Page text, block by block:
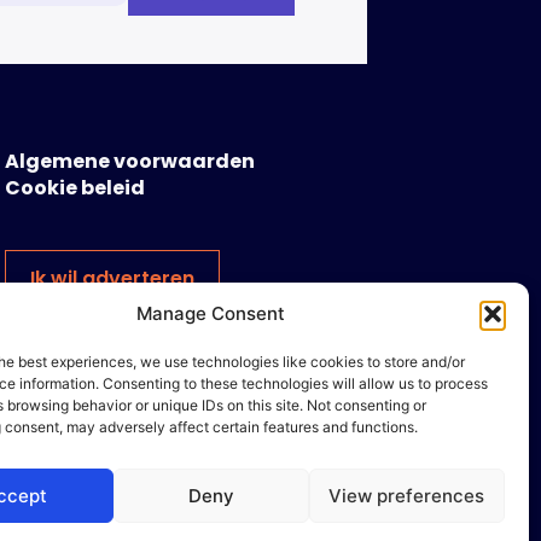
Manage Consent
best experiences, we use technologies like cookies to store and/or
information. Consenting to these technologies will allow us to process
browsing behavior or unique IDs on this site. Not consenting or
may adversely affect certain features and functions.
Deny View preferences
Algemene voorwaarden
Cookie beleid
Ik wil adverteren